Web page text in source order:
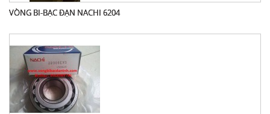
VÒNG BI-BẠC ĐẠN NACHI 6204